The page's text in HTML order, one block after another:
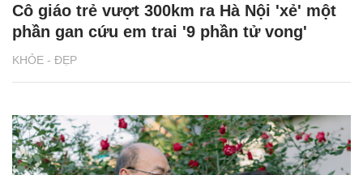
KHỎE - ĐẸP
Cô giáo trẻ vượt 300km ra Hà Nội 'xẻ' một
phần gan cứu em trai '9 phần tử vong'